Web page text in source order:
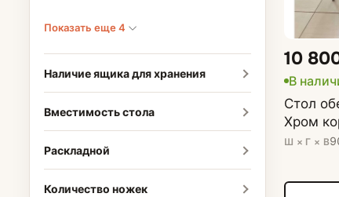
Показать еще 4
Наличие ящика для хранения
Вместимость стола
Раскладной
Количество ножек
10
В
Стол
Хром
Ш × Г × В